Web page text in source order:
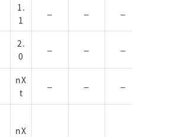
1.
1
– – –
2.
0
– – –
nX
t
– – –
nX